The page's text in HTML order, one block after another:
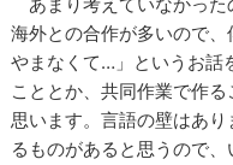
海外との合作が多いので
やまなくて…」というお話
こととか、共同作業で作
思います。言語の壁はあ
るものがあると思うので